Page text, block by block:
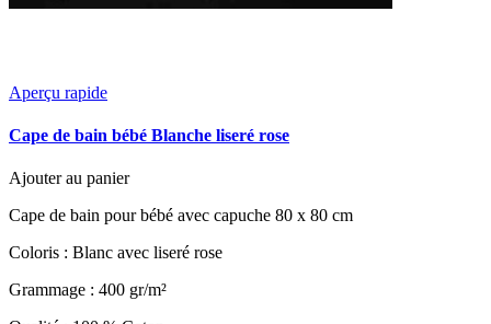
Aperçu rapide
Cape de bain bébé Blanche liseré rose
Ajouter au panier
Cape de bain pour bébé avec capuche 80 x 80 cm
Coloris : Blanc avec liseré rose
Grammage : 400 gr/m²